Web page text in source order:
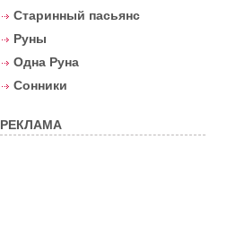
Старинный пасьянс
Руны
Одна Руна
Сонники
РЕКЛАМА